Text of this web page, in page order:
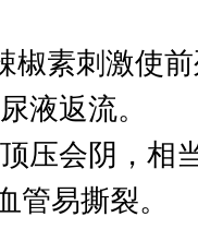
椒素刺激使
液返流。
压会阴，相
管易撕裂。